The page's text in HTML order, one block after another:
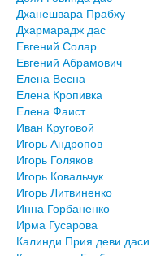
Дханешвара Прабху
Дхармарадж дас
Евгений Солар
Евгений Абрамович
Елена Весна
Елена Кропивка
Елена Фаист
Иван Круговой
Игорь Андропов
Игорь Голяков
Игорь Ковальчук
Игорь Литвиненко
Инна Горбаненко
Ирма Гусарова
Калинди Прия деви даси